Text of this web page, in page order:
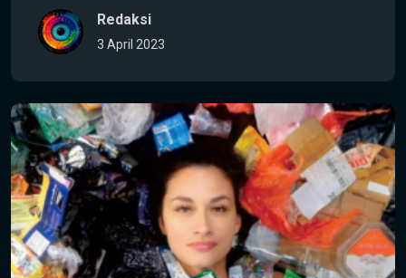
Redaksi
3 April 2023